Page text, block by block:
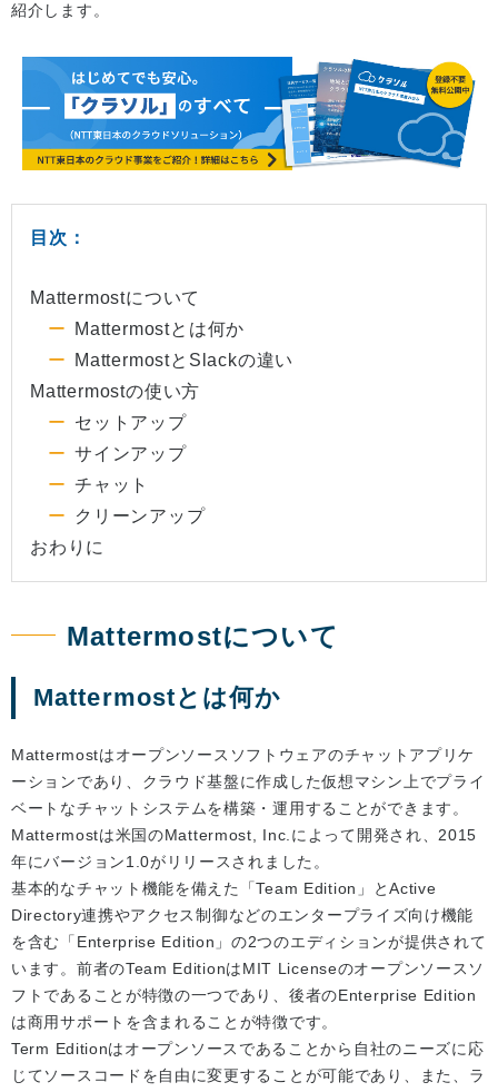
紹介します。
目次：
Mattermostについて
Mattermostとは何か
MattermostとSlackの違い
Mattermostの使い方
セットアップ
サインアップ
チャット
クリーンアップ
おわりに
Mattermostについて
Mattermostとは何か
Mattermostはオープンソースソフトウェアのチャットアプリケ
ーションであり、クラウド基盤に作成した仮想マシン上でプライ
ベートなチャットシステムを構築・運用することができます。
Mattermostは米国のMattermost, Inc.によって開発され、2015
年にバージョン1.0がリリースされました。
基本的なチャット機能を備えた「Team Edition」とActive
Directory連携やアクセス制御などのエンタープライズ向け機能
を含む「Enterprise Edition」の2つのエディションが提供されて
います。前者のTeam EditionはMIT Licenseのオープンソースソ
フトであることが特徴の一つであり、後者のEnterprise Edition
は商用サポートを含まれることが特徴です。
Term Editionはオープンソースであることから自社のニーズに応
じてソースコードを自由に変更することが可能であり、また、ラ